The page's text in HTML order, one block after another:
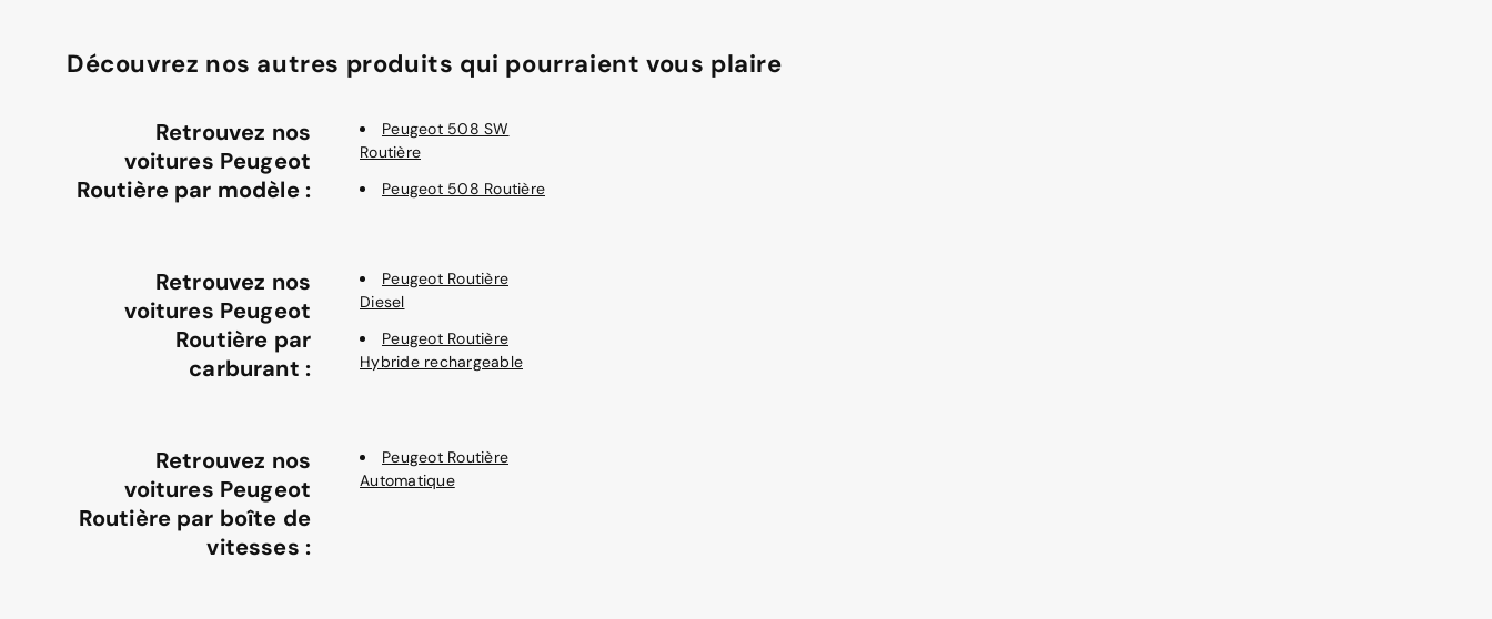
Découvrez nos autres produits qui pourraient vous plaire
Retrouvez nos
voitures Peugeot
Routière par modèle :
Peugeot 508 SW
Routière
Peugeot 508 Routière
Retrouvez nos
voitures Peugeot
Routière par
carburant :
Peugeot Routière
Diesel
Peugeot Routière
Hybride rechargeable
Retrouvez nos
voitures Peugeot
Routière par boîte de
vitesses :
Peugeot Routière
Automatique